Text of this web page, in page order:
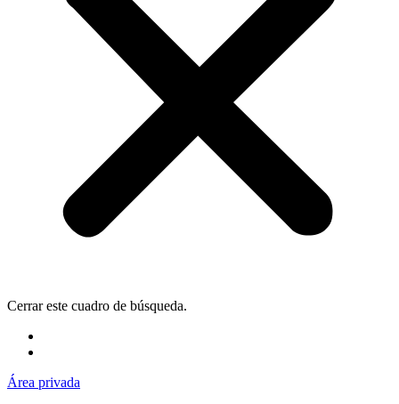
Cerrar este cuadro de búsqueda.
Área privada